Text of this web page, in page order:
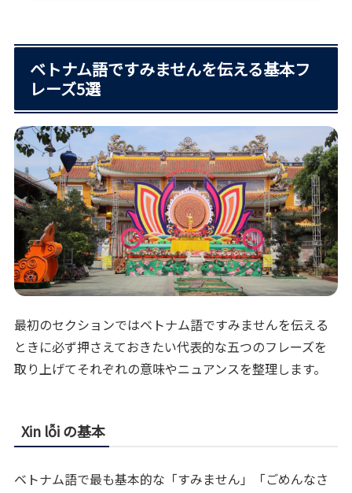
ベトナム語ですみませんを伝える基本フ
レーズ5選
最初のセクションではベトナム語ですみませんを伝える
ときに必ず押さえておきたい代表的な五つのフレーズを
取り上げてそれぞれの意味やニュアンスを整理します。
Xin lỗi の基本
ベトナム語で最も基本的な「すみません」「ごめんなさ